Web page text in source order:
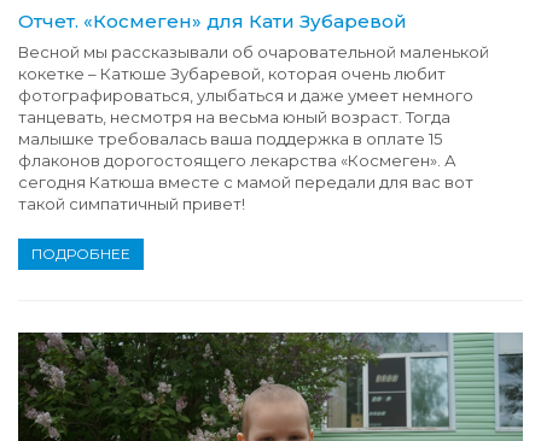
Отчет. «Космеген» для Кати Зубаревой
Весной мы рассказывали об очаровательной маленькой
кокетке – Катюше Зубаревой, которая очень любит
фотографироваться, улыбаться и даже умеет немного
танцевать, несмотря на весьма юный возраст. Тогда
малышке требовалась ваша поддержка в оплате 15
флаконов дорогостоящего лекарства «Космеген». А
сегодня Катюша вместе с мамой передали для вас вот
такой симпатичный привет!
ПОДРОБНЕЕ